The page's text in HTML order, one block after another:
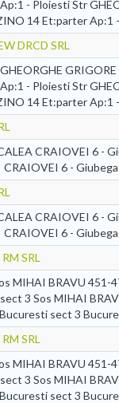
- Ploiesti Str
14 Et:parter Ap:1
DRCD SRL
- Ploiesti Str
14 Et:parter Ap:1
CRAIOVEI 6 -
CRAIOVEI 6 -
CRAIOVEI 6 -
CRAIOVEI 6 -
SRL
MIHAI BRAVU 451-
3 Sos MIHAI
sect 3
SRL
MIHAI BRAVU 451-
3 Sos MIHAI
sect 3